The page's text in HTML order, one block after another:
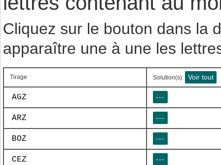
Cliquez sur le bouton dans la
apparaître une à une les
Tirage Solution(s) Voir tout
AGZ ---
ARZ ---
BOZ ---
CEZ ---